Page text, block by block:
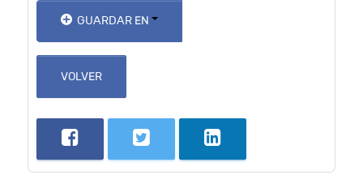
GUARDAR EN
VOLVER